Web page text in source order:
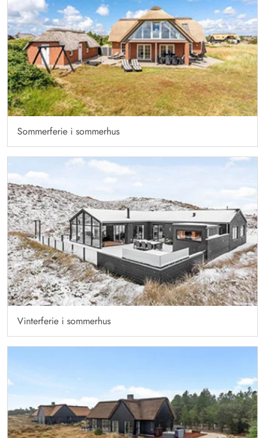
Sommerferie i sommerhus
Vinterferie i sommerhus